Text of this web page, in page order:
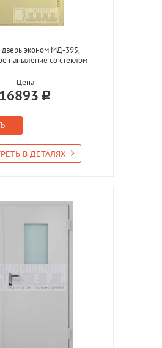
дверь эконом МД-395,
напыление со стеклом
Цена
16893
В ДЕТАЛЯХ